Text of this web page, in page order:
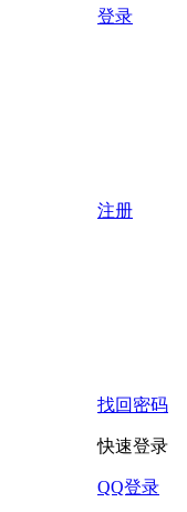
登录
注册
找回密码
快速登录
QQ登录